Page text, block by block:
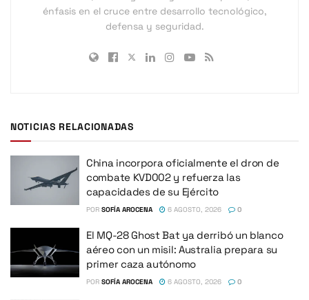
énfasis en el cruce entre desarrollo tecnológico,
defensa y seguridad.
NOTICIAS RELACIONADAS
China incorpora oficialmente el dron de
combate KVD002 y refuerza las
capacidades de su Ejército
POR SOFÍA AROCENA 6 AGOSTO, 2026 0
El MQ-28 Ghost Bat ya derribó un blanco
aéreo con un misil: Australia prepara su
primer caza autónomo
POR SOFÍA AROCENA 6 AGOSTO, 2026 0